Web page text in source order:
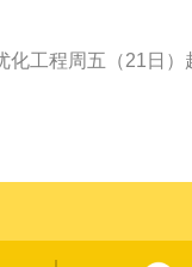
化工程周五（21日）